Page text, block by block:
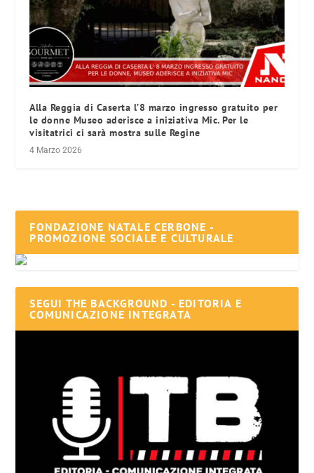
Alla Reggia di Caserta l’8 marzo ingresso gratuito per
le donne Museo aderisce a iniziativa Mic. Per le
visitatrici ci sarà mostra sulle Regine
4 Marzo 2026
FONDAZIONE NATALE CERBONE -
PROMOZIONE SOCIALE E CULTURALE
SEGUI THE BACKGROUND - EDITORIA E
COMUNICAZIONE INTEGRATA